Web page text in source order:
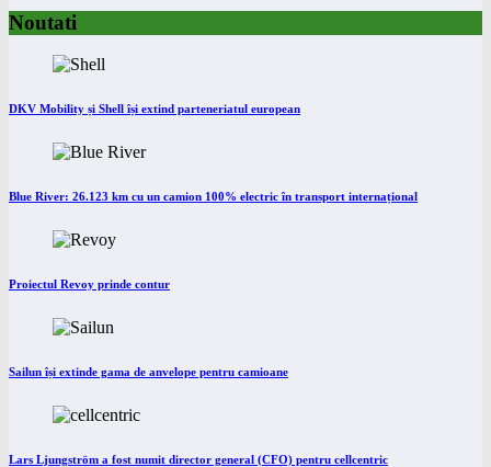
Noutati
DKV Mobility și Shell își extind parteneriatul european
Blue River: 26.123 km cu un camion 100% electric în transport internațional
Proiectul Revoy prinde contur
Sailun își extinde gama de anvelope pentru camioane
Lars Ljungström a fost numit director general (CFO) pentru cellcentric